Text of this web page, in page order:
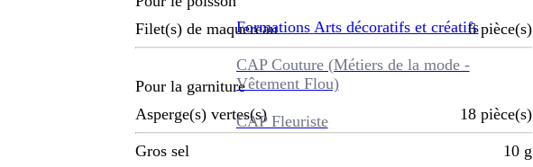
Formations Arts décoratifs et créatifs
CAP Couture (Métiers de la mode -
Vêtement Flou)
CAP Fleuriste
Filet(s) de maquereau
6 pièce(s)
Pour la garniture
Asperge(s) vertes(s)
18 pièce(s)
Gros sel 10 g